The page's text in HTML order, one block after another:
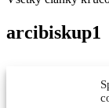
arcibiskup1
29. novembra 2014